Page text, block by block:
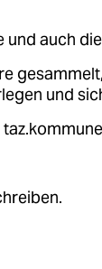
und auch
und